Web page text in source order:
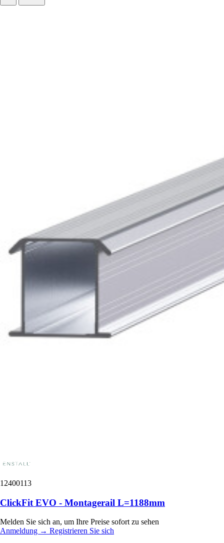
12400113
ClickFit EVO - Montagerail L=1188mm
Melden Sie sich an, um Ihre Preise sofort zu sehen
Anmeldung → Registrieren Sie sich